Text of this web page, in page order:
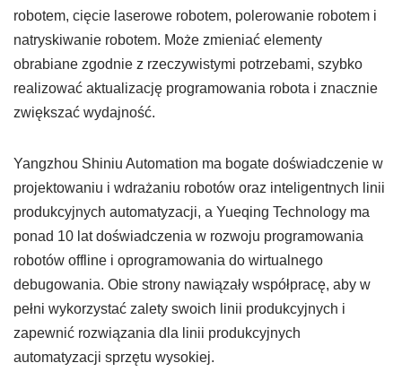
robotem, cięcie laserowe robotem, polerowanie robotem i
natryskiwanie robotem. Może zmieniać elementy
obrabiane zgodnie z rzeczywistymi potrzebami, szybko
realizować aktualizację programowania robota i znacznie
zwiększać wydajność.
Yangzhou Shiniu Automation ma bogate doświadczenie w
projektowaniu i wdrażaniu robotów oraz inteligentnych linii
produkcyjnych automatyzacji, a Yueqing Technology ma
ponad 10 lat doświadczenia w rozwoju programowania
robotów offline i oprogramowania do wirtualnego
debugowania. Obie strony nawiązały współpracę, aby w
pełni wykorzystać zalety swoich linii produkcyjnych i
zapewnić rozwiązania dla linii produkcyjnych
automatyzacji sprzętu wysokiej.